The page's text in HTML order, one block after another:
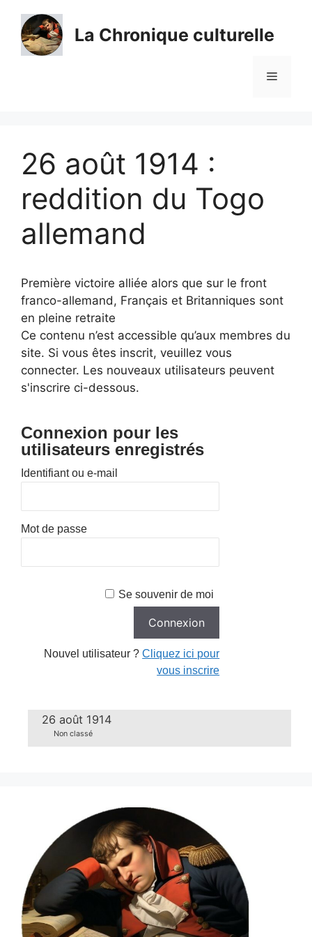
contenu
La Chronique culturelle
Menu
26 août 1914 :
reddition du Togo
allemand
Première victoire alliée alors que sur le front
franco-allemand, Français et Britanniques sont
en pleine retraite
Ce contenu n’est accessible qu’aux membres du
site. Si vous êtes inscrit, veuillez vous
connecter. Les nouveaux utilisateurs peuvent
s'inscrire ci-dessous.
Connexion pour les
utilisateurs enregistrés
Identifiant ou e-mail
Mot de passe
Se souvenir de moi
Nouvel utilisateur ?Cliquez ici pour
vous inscrire
26 août 1914
Non classé